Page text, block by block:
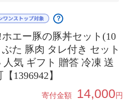
？
エー豚の豚丼セット(10
た 豚肉 タレ付き セット
気 ギフト 贈答 冷凍 送
1396942】
寄付金額 14,000円